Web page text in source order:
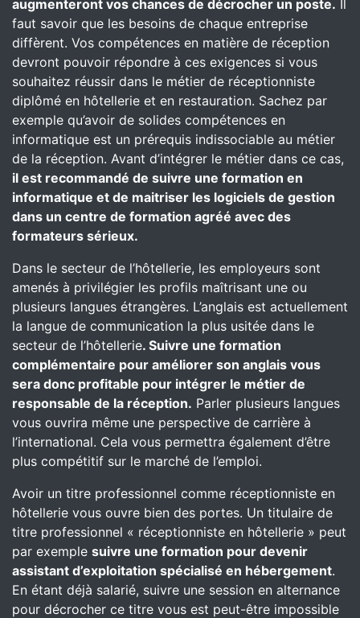
augmenteront vos chances de décrocher un poste.
faut savoir que les besoins de chaque entreprise
diffèrent. Vos compétences en matière de réception
devront pouvoir répondre à ces exigences si vous
souhaitez réussir dans le métier de réceptionniste
diplômé en hôtellerie et en restauration. Sachez par
exemple qu’avoir de solides compétences en
informatique est un prérequis indissociable au métier
de la réception. Avant d’intégrer le métier dans ce cas,
il est recommandé de suivre une formation en
informatique et de maitriser les logiciels de gestion
dans un centre de formation agréé avec des
formateurs sérieux.
Dans le secteur de l’hôtellerie, les employeurs sont
amenés à privilégier les profils maîtrisant une ou
plusieurs langues étrangères. L’anglais est actuellement
la langue de communication la plus usitée dans le
secteur de l’hôtellerie. Suivre une formation
complémentaire pour améliorer son anglais vous
sera donc profitable pour intégrer le métier de
responsable de la réception. Parler plusieurs langues
vous ouvrira même une perspective de carrière à
l’international. Cela vous permettra également d’être
plus compétitif sur le marché de l’emploi.
Avoir un titre professionnel comme réceptionniste en
hôtellerie vous ouvre bien des portes. Un titulaire de
titre professionnel « réceptionniste en hôtellerie » peut
par exemple suivre une formation pour devenir
assistant d’exploitation spécialisé en hébergement.
En étant déjà salarié, suivre une session en alternance
pour décrocher ce titre vous est peut-être impossible